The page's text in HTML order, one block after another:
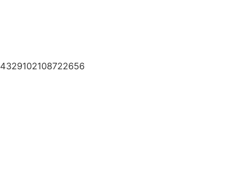
4329102108722656